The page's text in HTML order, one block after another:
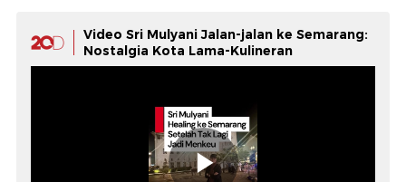
Video Sri Mulyani Jalan-jalan ke Semarang:
Nostalgia Kota Lama-Kulineran